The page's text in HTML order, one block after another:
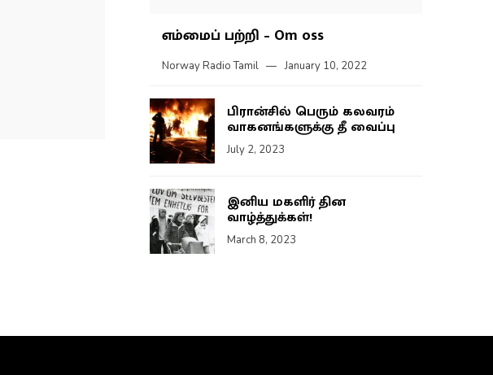
எம்மைப் பற்றி – Om oss
Norway Radio Tamil January 10, 2022
பிரான்சில் பெரும் கலவரம்
வாகனங்களுக்கு தீ வைப்பு
July 2, 2023
இனிய மகளிர் தின
வாழ்த்துக்கள்!
March 8, 2023